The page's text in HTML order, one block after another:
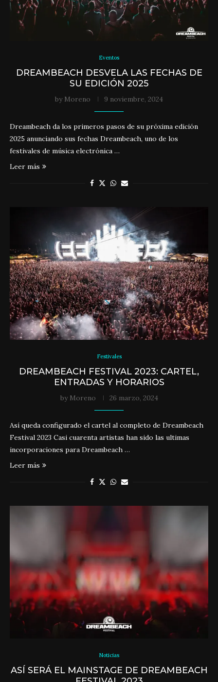
Eventos
DREAMBEACH DESVELA LAS FECHAS DE
SU EDICIÓN 2025
by Moreno 9 noviembre, 2024
Dreambeach da los primeros pasos de su próxima edición
2025 anunciando sus fechas Dreambeach, uno de los
festivales de música electrónica …
Leer más
Festivales
DREAMBEACH FESTIVAL 2023: CARTEL,
ENTRADAS Y HORARIOS
by Moreno 26 marzo, 2024
Así queda configurado el cartel al completo de Dreambeach
Festival 2023 Casi cuarenta artistas han sido las ultimas
incorporaciones para Dreambeach …
Leer más
Noticias
ASÍ SERÁ EL MAINSTAGE DE DREAMBEACH